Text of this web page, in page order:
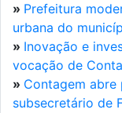
» Prefeitura
urbana do
» Inovação e
vocação de
» Contagem abre
subsecretário de